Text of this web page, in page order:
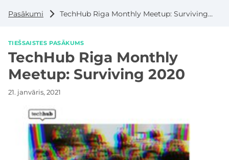
Pasākumi TechHub Riga Monthly Meetup: Surviving 2020
TIEŠSAISTES PASĀKUMS
TechHub Riga Monthly
Meetup: Surviving 2020
21. janvāris, 2021